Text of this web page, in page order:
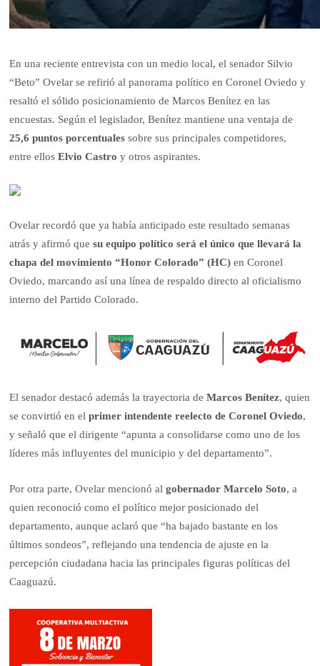
En una reciente entrevista con un medio local, el senador Silvio
“Beto” Ovelar se refirió al panorama político en Coronel Oviedo y
resaltó el sólido posicionamiento de Marcos Benítez en las
encuestas. Según el legislador, Benítez mantiene una ventaja de
25,6 puntos porcentuales sobre sus principales competidores,
entre ellosElvio Castro y otros aspirantes.
Ovelar recordó que ya había anticipado este resultado semanas
atrás y afirmó quesu equipo político será el único que llevará la
chapa del movimiento “Honor Colorado” (HC) en Coronel
Oviedo, marcando así una línea de respaldo directo al oficialismo
interno del Partido Colorado.
El senador destacó además la trayectoria deMarcos Benítez, quien
se convirtió en elprimer intendente reelecto de Coronel Oviedo,
y señaló que el dirigente “apunta a consolidarse como uno de los
líderes más influyentes del municipio y del departamento”.
Por otra parte, Ovelar mencionó algobernador Marcelo Soto, a
quien reconoció como el político mejor posicionado del
departamento, aunque aclaró que “ha bajado bastante en los
últimos sondeos”, reflejando una tendencia de ajuste en la
percepción ciudadana hacia las principales figuras políticas del
Caaguazú.